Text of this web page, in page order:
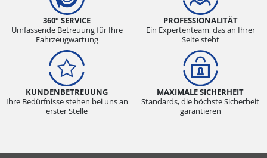
360° SERVICE
Umfassende Betreuung für Ihre
Fahrzeugwartung
PROFESSIONALITÄT
Ein Expertenteam, das an Ihrer
Seite steht
KUNDENBETREUUNG
Ihre Bedürfnisse stehen bei uns an
erster Stelle
MAXIMALE SICHERHEIT
Standards, die höchste Sicherheit
garantieren